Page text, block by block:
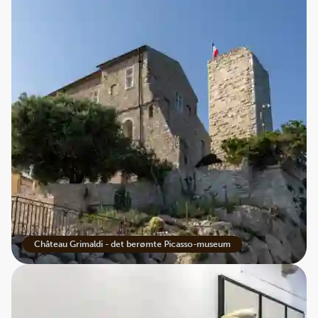
Château Grimaldi - det berømte Picasso-museum